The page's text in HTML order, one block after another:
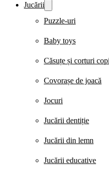
Jucării
Puzzle-uri
Baby toys
Căsuțe și corturi
Covorașe de joacă
Jocuri
Jucării dentiție
Jucării din lemn
Jucării educative